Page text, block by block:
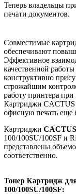
Теперь владельцы
печати документов.
Совместимые
обеспечивают
Эффективное
качественной
конструктивно
строжайшим
работу принтера
Картриджи
офисную печать еще
Картриджи CACTUS
100/100SU/100SF и
представлены
соответственно.
Тонер Картридж
100/100SU/100SF: